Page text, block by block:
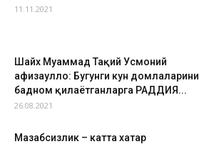
11.11.2021
Шайх Муҳаммад Тақий Усмоний
ҳафизаҳуллоҳ: Бугунги кун домлаларини
бадном қилаётганларга РАДДИЯ...
26.08.2021
Мазҳабсизлик – катта хатар